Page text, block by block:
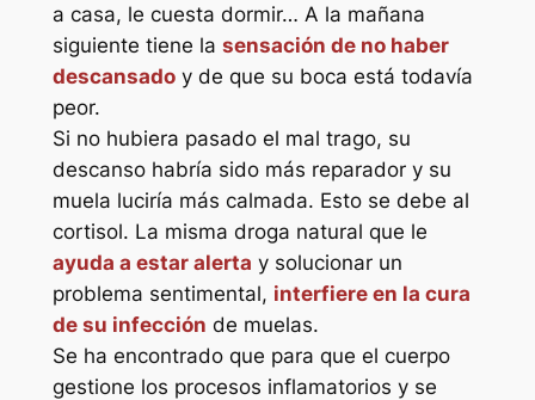
a casa, le cuesta dormir… A la mañana
siguiente tiene la sensación de no haber
descansadoy de que su boca está todavía
peor.
Si no hubiera pasado el mal trago, su
descanso habría sido más reparador y su
muela luciría más calmada. Esto se debe al
cortisol. La misma droga natural que le
ayuda a estar alerta y solucionar un
problema sentimental, interfiere en la cura
de su infección de muelas.
Se ha encontrado que para que el cuerpo
gestione los procesos inflamatorios y se